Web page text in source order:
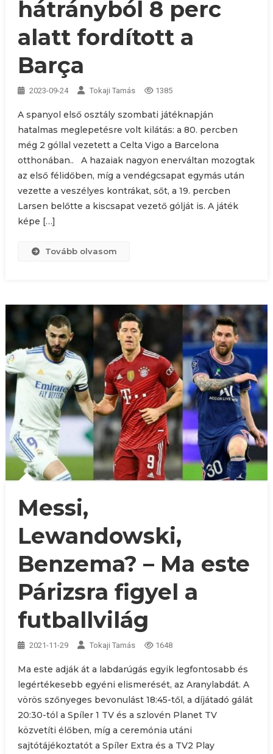
hátrányból 8 perc
alatt fordított a
Barça
2023-09-24 Tokaji Tamás 1385
A spanyol első osztály szombati játéknapján
hatalmas meglepetésre volt kilátás: a 80. percben
még 2 góllal vezetett a Celta Vigo a Barcelona
otthonában.. A hazaiak nagyon enerváltan mozogtak
az első félidőben, míg a vendégcsapat egymás után
vezette a veszélyes kontrákat, sőt, a 19. percben
Larsen belőtte a kiscsapat vezető gólját is. A játék
képe […]
Tovább olvasom
Messi,
Lewandowski,
Benzema? – Ma este
Párizsra figyel a
futballvilág
2021-11-29 Tokaji Tamás 1648
Ma este adják át a labdarúgás egyik legfontosabb és
legértékesebb egyéni elismerését, az Aranylabdát. A
vörös szőnyeges bevonulást 18:45-től, a díjátadó gálát
20:30-tól a Spíler 1 TV és a szlovén Planet TV
közvetíti élőben, míg a ceremónia utáni
sajtótájékoztatót a Spíler Extra és a TV2 Play